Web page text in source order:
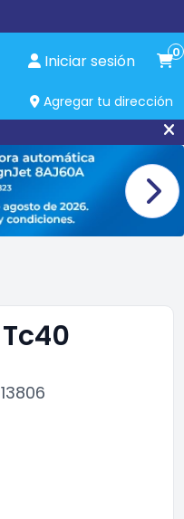
Iniciar sesión 0
Agregar tu dirección